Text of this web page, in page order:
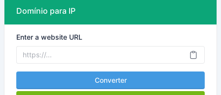
Domínio para IP
Enter a website URL
Converter